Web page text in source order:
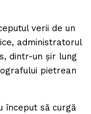
verii de un
administratorul
dintr-un şir lung
pietrean
început să curgă